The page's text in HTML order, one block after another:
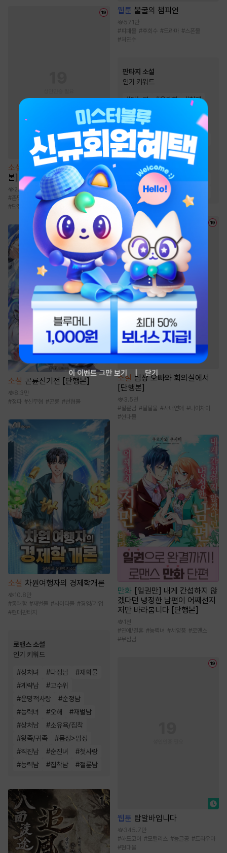
소설
[BL] Call Call Call [단행
본]
2.1만
#존댓말공 #애증 #현대물 #연하공
#단정수
소설 곤륜신기전 [단행본]
8.3만
#정파 #신무협 #곤륜 #선협물
소설 차원여행자의 경제학개론
10.8만
#통쾌함 # 재벌물 #사이다물 #경영/기업
#현대판타지
로맨스 소설
인기 키워드
#상처녀 #다정남 #재회물
#계략남 #고수위
#운명적사랑 #순정남
#능력녀 #오해 #재벌남
#상처남 #소유욕/집착
#왕족/귀족 #몸정>맘정
#직진남 #순진녀 #첫사랑
#능력남 #집착남 #절륜남
웹툰 불굴의 챔피언
571만
#피폐물 #후회수 #드라마 #스폰물
#처연수
판타지 소설
인기 키워드
#이능력 #유쾌함 #천재
#스포츠물
#게임시스템
# 재벌물 # 회귀물 # 전쟁물
#경영/기업 #시스템
통쾌함 #차원이동물
복수물 성장물
먼치킨 #빙의물
소설 팀장 오빠와 회의실에서
[단행본]
3.5천
#절륜남 #달달물 #사내연애 #나이차이
#현대물
만화 [일권만] 내게 간섭하지 않
겠다던 냉정한 남편이 어째선지
저만 바라봅니다 [단행본]
1천
#연애/결혼 #능력녀 #서양풍 #로맨스
#무심남
웹툰 탑알바입니다
345.7만
#하드코어 #모럴리스 #능글공 #트라우마
#현대물
이 이벤트 그만 보기 닫기